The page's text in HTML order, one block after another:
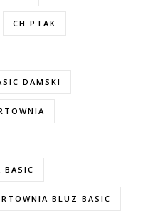
CH PTAK
DAMSKI
BASIC
BLUZ BASIC